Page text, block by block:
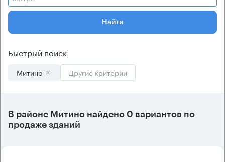
Найти
Быстрый поиск
Митино Другие критерии
В районе Митино найдено 0 вариантов по
продаже зданий